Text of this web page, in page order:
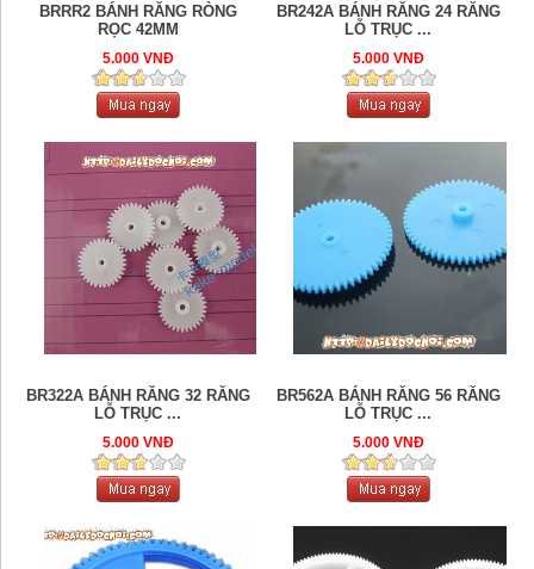
BRRR2 BÁNH RĂNG RÒNG
RỌC 42MM
5.000 VNĐ
BR242A BÁNH RĂNG 24 RĂNG
LỖ TRỤC ...
5.000 VNĐ
BR322A BÁNH RĂNG 32 RĂNG
LỖ TRỤC ...
5.000 VNĐ
BR562A BÁNH RĂNG 56 RĂNG
LỖ TRỤC ...
5.000 VNĐ